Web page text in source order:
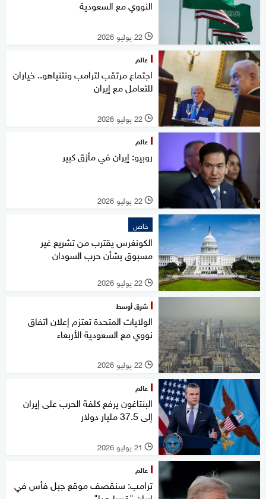
النووي مع السعودية
l 22 يوليو 2026
عالم
اجتماع مرتقب لترامب ونتنياهو.. خياران
للتعامل مع إيران
l 22 يوليو 2026
عالم
روبيو: إيران في مأزق كبير
l 22 يوليو 2026
خاص
الكونغرس يقترب من تشريع غير
مسبوق بشأن حرب السودان
l 22 يوليو 2026
شرق أوسط
الولايات المتحدة تعتزم إعلان اتفاق
نووي مع السعودية الأربعاء
l 22 يوليو 2026
عالم
البنتاغون يرفع كلفة الحرب على إيران
إلى 37.5 مليار دولار
l 21 يوليو 2026
عالم
ترامب: سنقصف موقع جبل فأس في